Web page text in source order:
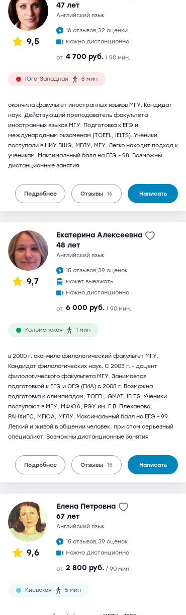
9,5
47 лет
английский язык
16 отзывов,32 оценки
можно дистанционно
от 4 700 руб. / 90 мин.
Юго-Западная 8 мин
окончила факультет иностранных языков МГУ. Кандидат
наук. Действующий преподаватель факультета
иностранных языков МГУ. Подготовка к ЕГЭ и
международным экзаменам (TOEFL, IELTS). Ученики
поступали в НИУ ВШЭ, МГЛУ, МГУ. Легко находит подход к
ученикам. Максимальный балл на ЕГЭ - 98. Возможны
дистанционные занятия
Подробнее Отзывы 16 Написать
9,7
Екатерина Алексеевна
48 лет
английский язык
15 отзывов,39 оценок
может выезжать
можно дистанционно
от 6 000 руб. / 90 мин.
Коломенская 1 мин
в 2000 г. окончила филологический факультет МГУ.
Кандидат филологических наук. С 2003 г. - доцент
филологического факультета МГУ. Занимается
подготовкой к ЕГЭ и ОГЭ (ГИА) с 2008 г. Возможна
подготовка к олимпиадам, TOEFL, GMAT, IELTS. Ученики
поступают в МГУ, МФЮА, РЭУ им. Г.В. Плеханова,
РАНХиГС, МГЮА, МГЛУ. Максимальный балл на ЕГЭ - 99.
Легкий и живой в общении человек, при этом серьезный
специалист. Возможны дистанционные занятия
Подробнее Отзывы 15 Написать
9,6
Елена Петровна
67 лет
английский язык
15 отзывов,39 оценок
можно дистанционно
от 2 800 руб. / 90 мин.
Киевская 5 мин